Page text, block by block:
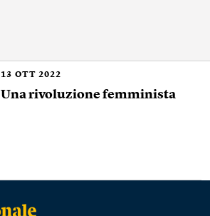
13 OTT 2022
Una rivoluzione femminista